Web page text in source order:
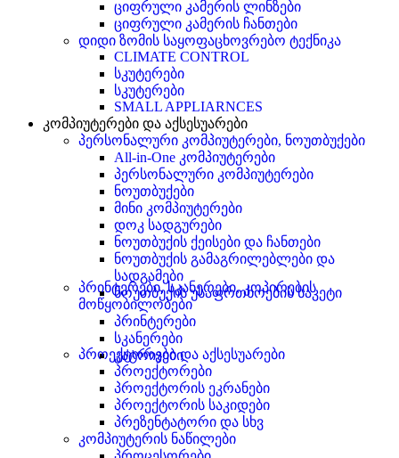
ციფრული კამერის ლინზები
ციფრული კამერის ჩანთები
დიდი ზომის საყოფაცხოვრებო ტექნიკა
CLIMATE CONTROL
სკუტერები
სკუტერები
SMALL APPLIARNCES
კომპიუტერები და აქსესუარები
პერსონალური კომპიუტერები, ნოუთბუქები
All-in-One კომპიუტერები
პერსონალური კომპიუტერები
ნოუთბუქები
მინი კომპიუტერები
დოკ სადგურები
ნოუთბუქის ქეისები და ჩანთები
ნოუთბუქის გამაგრილებლები და
სადგამები
ნოუთბუქის უსაფრთხოების საკეტი
პრინტერები, სკანერები, კოპირების
მოწყობილობები
პრინტერები
სკანერები
კატრიჯები
პროექტორები და აქსესუარები
პროექტორები
პროექტორის ეკრანები
პროექტორის საკიდები
პრეზენტატორი და სხვ
კომპიუტერის ნაწილები